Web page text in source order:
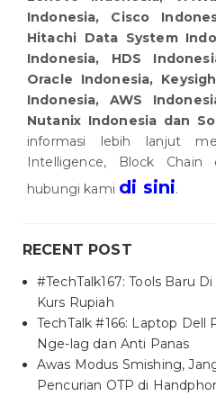
Indonesia, Cisco
Hitachi Data System
Indonesia, HDS
Oracle Indonesia,
Indonesia, AWS
Nutanix Indonesia dan
informasi lebih lanjut
Intelligence, Block
hubungi kami di sini.
RECENT POST
#TechTalk167: Tools Baru
Kurs Rupiah
TechTalk #166: Laptop Dell
Nge-lag dan Anti Panas
Awas Modus Smishing,
Pencurian OTP di